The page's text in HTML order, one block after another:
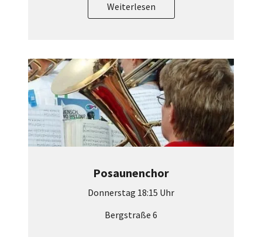
Weiterlesen
Posaunenchor
Donnerstag 18:15 Uhr
Bergstraße 6